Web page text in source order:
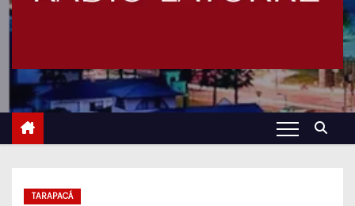
TARAPACÁ